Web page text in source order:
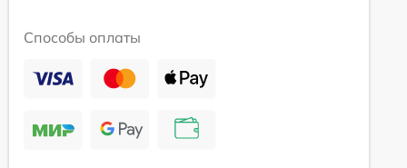
Способы оплаты